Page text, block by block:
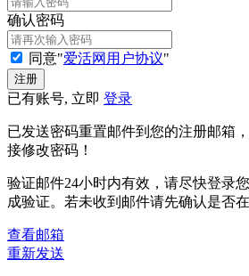
确认密码
同意"爱活网用户协议"
已有账号, 立即 登录
已发送密码重置邮件到您的注册邮箱
接修改密码！
验证邮件24小时内有效，请尽快登录
成验证。若未收到邮件请先确认是否在
查看邮箱
重新发送